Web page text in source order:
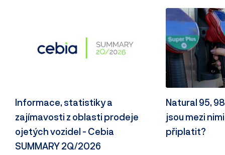
Informace, statistiky a
zajímavosti z oblasti prodeje
ojetých vozidel - Cebia
SUMMARY 2Q/2026
Natural 95,
jsou mezi
připlatit?